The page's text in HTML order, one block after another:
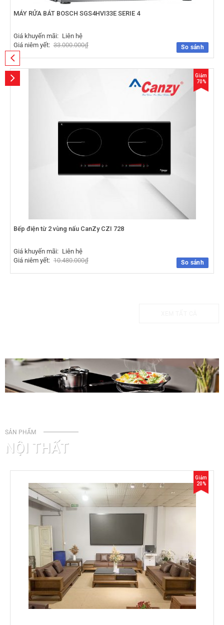
So sánh
MÁY RỬA BÁT BOSCH SGS4HVI33E SERIE 4
Giá khuyến mãi: Liên hệ
Giá niêm yết: 33.000.000₫
So sánh
Giảm
70%
Bếp điện từ 2 vùng nấu CanZy CZI 728
Giá khuyến mãi: Liên hệ
Giá niêm yết: 10.480.000₫
SẢN PHẨM
NỘI THẤT
Giảm
20%